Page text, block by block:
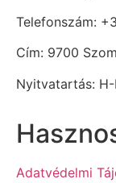
Telefonszám:
Cím: 9700
Nyitvatartás: H-
Adatvédelmi